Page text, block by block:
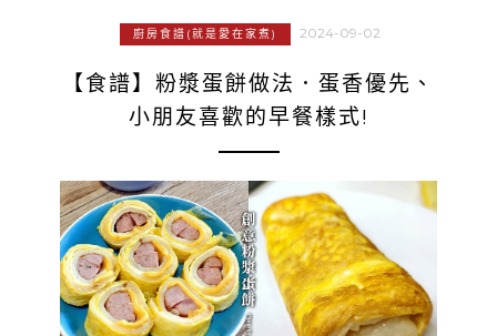
廚房食譜(就是愛在家煮) 2024-09-02
【食譜】粉漿蛋餅做法．蛋香優先、
小朋友喜歡的早餐樣式!